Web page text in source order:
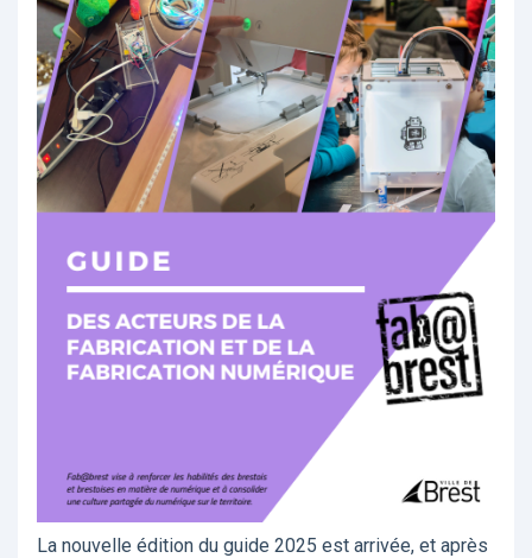
La nouvelle édition du guide 2025 est arrivée, et après